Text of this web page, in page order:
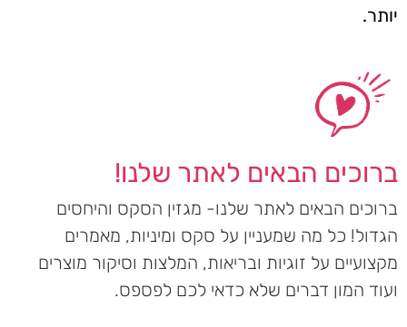
יותר.
ברוכים הבאים לאתר שלנו!
ברוכים הבאים לאתר שלנו- מגזין הסקס והיחסים
הגדול! כל מה שמעניין על סקס ומיניות, מאמרים
מקצועיים על זוגיות ובריאות, המלצות וסיקור מוצרים
ועוד המון דברים שלא כדאי לכם לפספס.